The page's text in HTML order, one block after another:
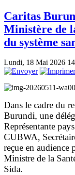
Caritas
Ministère de
du système
Lundi, 18 Mai 2026
Dans le cadre du
Burundi, une
Représentante
CUBWA,
reçue en
Ministre de la
Sida.